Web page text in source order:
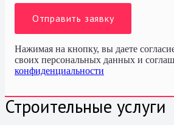
Нажимая на кнопку, вы даете
своих персональных данных и
конфиденциальности
Строительные услуги